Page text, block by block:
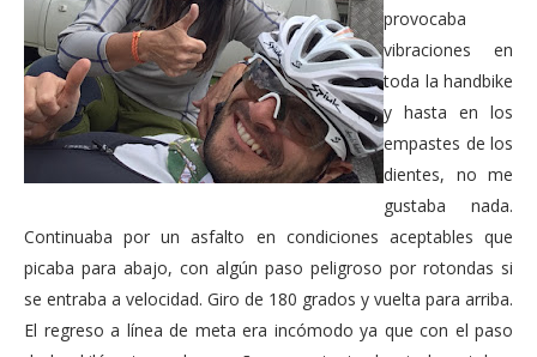
provocaba
vibraciones en
toda la handbike
y hasta en los
empastes de los
dientes, no me
gustaba nada.
Continuaba por un asfalto en condiciones aceptables que
picaba para abajo, con algún paso peligroso por rotondas si
se entraba a velocidad. Giro de 180 grados y vuelta para arriba.
El regreso a línea de meta era incómodo ya que con el paso